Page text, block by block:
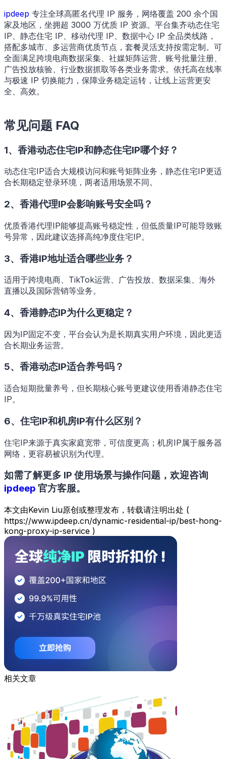
ipdeep 专注全球高匿名代理 IP 服务，网络覆盖 200 余个国
家及地区，坐拥超 3000 万优质 IP 资源。平台集齐动态住宅
IP、静态住宅 IP、移动代理 IP、数据中心 IP 全品类线路，
搭配多城市、多运营商优质节点，套餐灵活支持按需定制。可
全面满足跨境电商数据采集、社媒矩阵运营、账号批量注册、
广告投放核验、行业数据抓取等各类业务需求。依托高在线率
与极速 IP 切换能力，保障业务稳定运转，让线上运营更安
全、高效。
常见问题 FAQ
1、香港动态住宅IP和静态住宅IP哪个好？
动态住宅IP适合大规模访问和账号矩阵业务，静态住宅IP更适
合长期稳定登录环境，两者适用场景不同。
2、香港代理IP会影响账号安全吗？
优质香港代理IP能够提高账号稳定性，但低质量IP可能导致账
号异常，因此建议选择高纯净度住宅IP。
3、香港IP地址适合哪些业务？
适用于跨境电商、TikTok运营、广告投放、数据采集、海外
直播以及国际营销等业务。
4、香港静态IP为什么更稳定？
因为IP固定不变，平台会认为是长期真实用户环境，因此更适
合长期业务运营。
5、香港动态IP适合养号吗？
适合短期批量养号，但长期核心账号更建议使用香港静态住宅
IP。
6、住宅IP和机房IP有什么区别？
住宅IP来源于真实家庭宽带，可信度更高；机房IP属于服务器
网络，更容易被识别为代理。
如需了解更多 IP 使用场景与操作问题，欢迎咨询
ipdeep 官方客服。
本文由Kevin Liu原创或整理发布，转载请注明出处 (
https://www.ipdeep.cn/dynamic-residential-ip/best-hong-
kong-proxy-ip-service )
相关文章